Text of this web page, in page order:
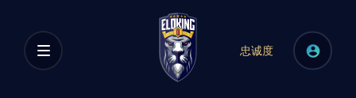
忠诚度